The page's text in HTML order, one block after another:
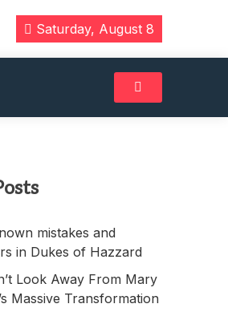
Saturday, August 8
mistakes and
in Dukes of Hazzard
Look Away From Mary
Massive Transformation